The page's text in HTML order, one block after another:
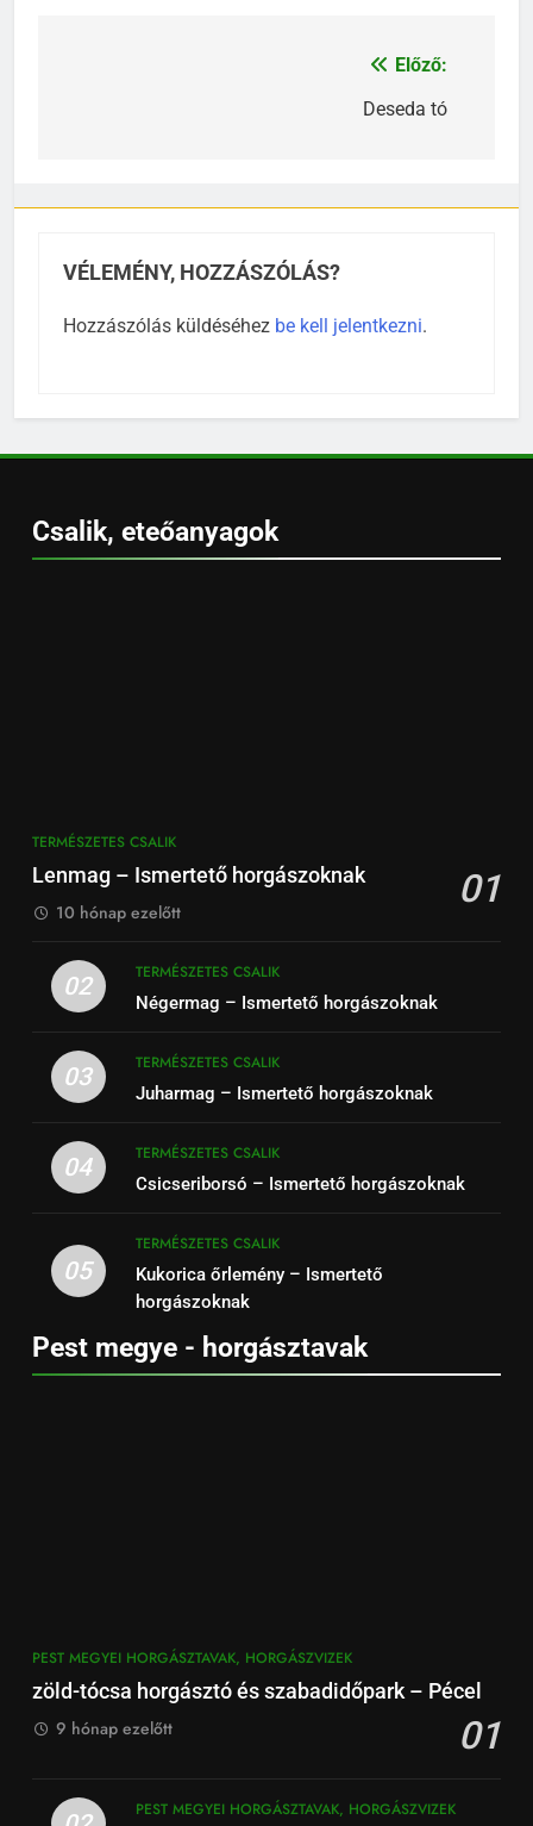
Előző:
Deseda tó
VÉLEMÉNY, HOZZÁSZÓLÁS?
Hozzászólás küldéséhez be kell jelentkezni.
Csalik, eteőanyagok
TERMÉSZETES CSALIK
Lenmag – Ismertető horgászoknak 01
10 hónap ezelőtt
02
TERMÉSZETES CSALIK
Négermag – Ismertető horgászoknak
03
TERMÉSZETES CSALIK
Juharmag – Ismertető horgászoknak
04
TERMÉSZETES CSALIK
Csicseriborsó – Ismertető horgászoknak
05
TERMÉSZETES CSALIK
Kukorica őrlemény – Ismertető
horgászoknak
Pest megye - horgásztavak
PEST MEGYEI HORGÁSZTAVAK, HORGÁSZVIZEK
zöld-tócsa horgásztó és szabadidőpark – Pécel
01
9 hónap ezelőtt
PEST MEGYEI HORGÁSZTAVAK, HORGÁSZVIZEK